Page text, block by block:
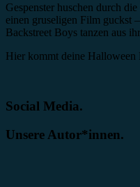
Gespenster huschen durch
einen gruseligen Film guckst
Backstreet Boys tanzen aus
Hier kommt deine
Social Media.
Unsere Autor*innen.